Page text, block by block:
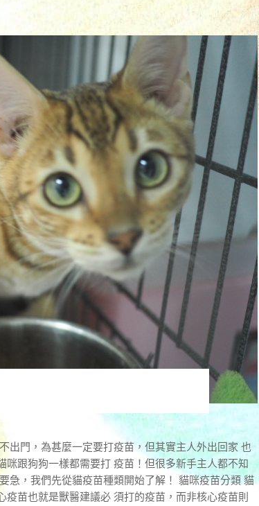
出門，為甚麼一定要打疫苗，但其實主人外出回家 也
跟狗狗一樣都需要打 疫苗！但很多新手主人都不知
急，我們先從貓疫苗種類開始了解！ 貓咪疫苗分類 貓
苗也就是獸醫建議必 須打的疫苗，而非核心疫苗則